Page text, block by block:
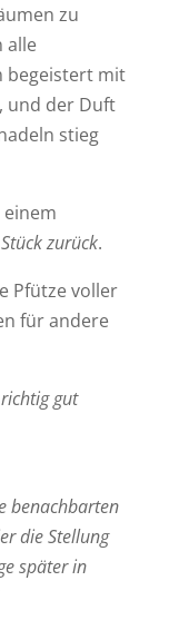
zu
alle
begeistert mit
und der Duft
stieg
zurück.
Pfütze voller
für andere
gut
benachbarten
die Stellung
später in